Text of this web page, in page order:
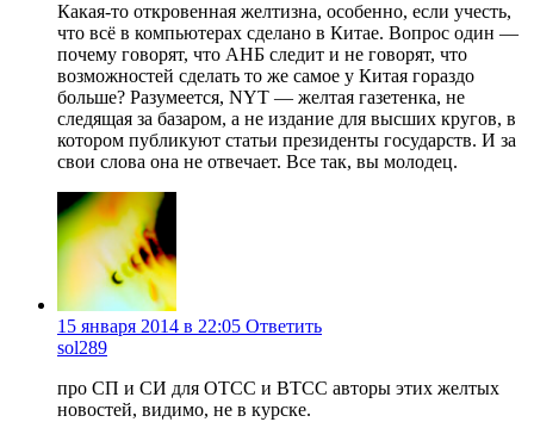
Какая-то откровенная желтизна, особенно, если учесть,
что всё в компьютерах сделано в Китае. Вопрос один —
почему говорят, что АНБ следит и не говорят, что
возможностей сделать то же самое у Китая гораздо
больше? Разумеется, NYT — желтая газетенка, не
следящая за базаром, а не издание для высших кругов, в
котором публикуют статьи президенты государств. И за
свои слова она не отвечает. Все так, вы молодец.
15 января 2014 в 22:05 Ответить
sol289
про СП и СИ для ОТСС и ВТСС авторы этих желтых
новостей, видимо, не в курске.